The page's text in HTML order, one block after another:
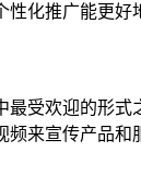
化推广能更好
最受欢迎的形式
来宣传产品和